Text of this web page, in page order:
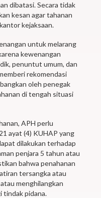
dibatasi. Secara tidak
kesan agar tahanan
kejaksaan.
untuk melarang
kewenangan
penuntut umum, dan
rekomendasi
oleh penegak
di tengah situasi
APH perlu
ayat (4) KUHAP yang
dilakukan terhadap
penjara 5 tahun atau
bahwa penahanan
tersangka atau
menghilangkan
tindak pidana.